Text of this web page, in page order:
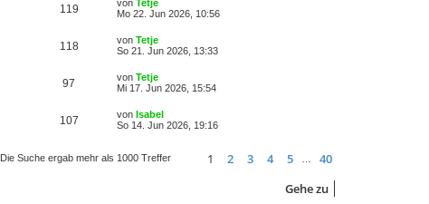
119 von Tetje
Mo 22. Jun 2026, 10:56
118 von Tetje
So 21. Jun 2026, 13:33
97 von Tetje
Mi 17. Jun 2026, 15:54
107 von Isabel
So 14. Jun 2026, 19:16
Die Suche ergab mehr als 1000 Treffer
Seite von
1 2 3 4 5 40
Gehe zu